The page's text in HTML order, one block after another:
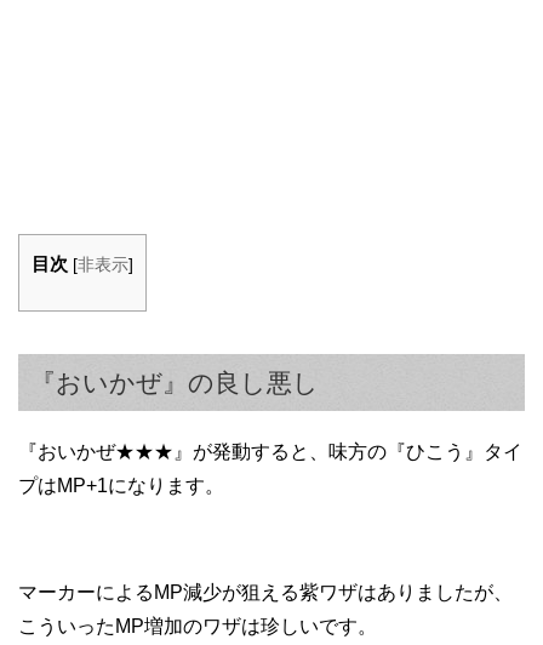
目次 [非表示]
『おいかぜ』の良し悪し
『おいかぜ★★★』が発動すると、味方の『ひこう』タイ
プはMP+1になります。
マーカーによるMP減少が狙える紫ワザはありましたが、
こういったMP増加のワザは珍しいです。